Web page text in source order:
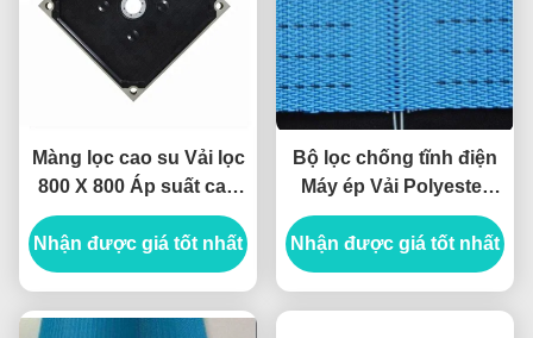
Màng lọc cao su Vải lọc
800 X 800 Áp suất cao
Alkaliproof
Nhận được giá tốt nhất
Bộ lọc chống tĩnh điện
Máy ép Vải Polyester
Tùy chỉnh 100m / cuộn
Nhận được giá tốt nhất